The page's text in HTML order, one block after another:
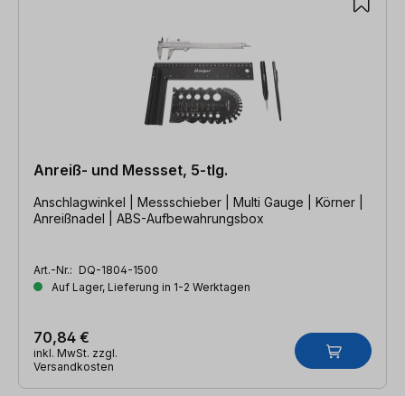
Anreiß- und Messset, 5-tlg.
Anschlagwinkel | Messschieber | Multi Gauge | Körner |
Anreißnadel | ABS-Aufbewahrungsbox
Art.-Nr.: DQ-1804-1500
Auf Lager, Lieferung in 1-2 Werktagen
70,84 €
inkl. MwSt. zzgl.
Versandkosten